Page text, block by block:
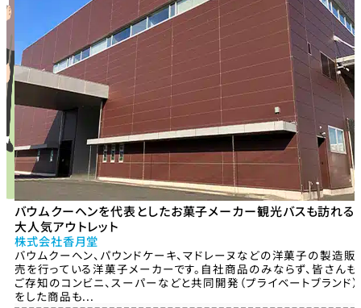
バウムクーヘンを代表としたお菓子メーカー観光バスも訪れる
大人気アウトレット
株式会社香月堂
バウムクーヘン、パウンドケーキ、マドレーヌなどの洋菓子の製造販
売を行っている洋菓子メーカーです。自社商品のみならず、皆さんも
ご存知のコンビニ、スーパーなどと共同開発（プライベートブランド）
をした商品も...